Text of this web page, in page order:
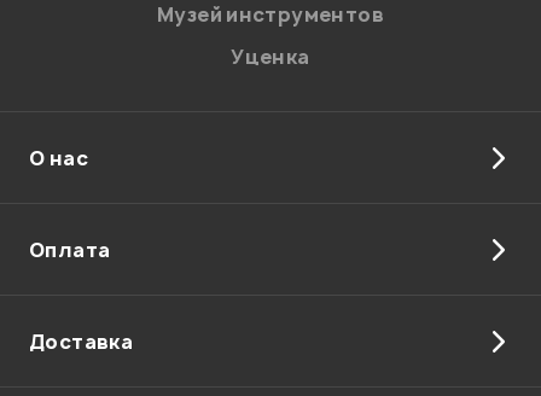
Отправить
Музей инструментов
Уценка
О нас
Оплата
Доставка